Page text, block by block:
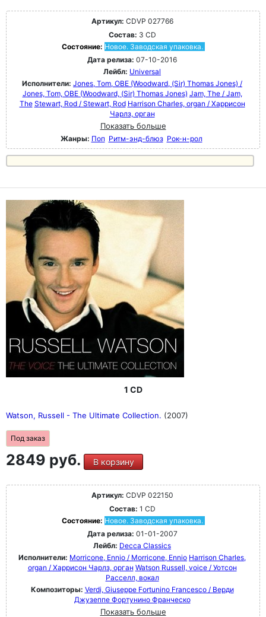
Артикул: CDVP 027766
Состав: 3 CD
Состояние: Новое. Заводская упаковка.
Дата релиза: 07-10-2016
Лейбл: Universal
Исполнители: Jones, Tom, OBE (Woodward, (Sir) Thomas Jones) /
Jones, Tom, OBE (Woodward, (Sir) Thomas Jones) Jam, The / Jam,
The Stewart, Rod / Stewart, Rod Harrison Charles, organ / Харрисон
Чарлз, орган
Показать больше
Жанры: Поп Ритм-энд-блюз Рок-н-poл
1 CD
Watson, Russell - The Ultimate Collection. (2007)
Под заказ
2849 руб. В корзину
Артикул: CDVP 022150
Состав: 1 CD
Состояние: Новое. Заводская упаковка.
Дата релиза: 01-01-2007
Лейбл: Decca Classics
Исполнители: Morricone, Ennio / Morricone, Ennio Harrison Charles,
organ / Харрисон Чарлз, орган Watson Russell, voice / Уотсон
Расселл, вокал
Композиторы: Verdi, Giuseppe Fortunino Francesco / Верди
Джузеппе Фортунино Франческо
Показать больше